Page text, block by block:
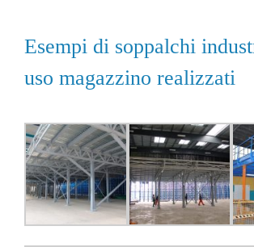
Esempi di soppalchi
uso magazzino realizzati